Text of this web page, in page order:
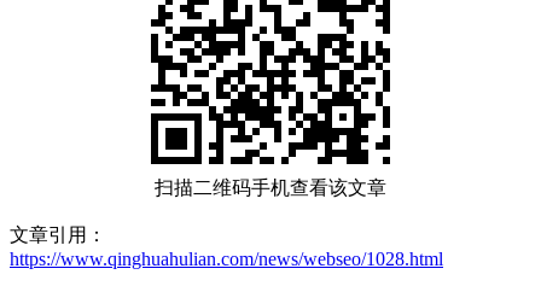
扫描二维码手机查看该文章
文章引用：
https://www.qinghuahulian.com/news/webseo/1028.html